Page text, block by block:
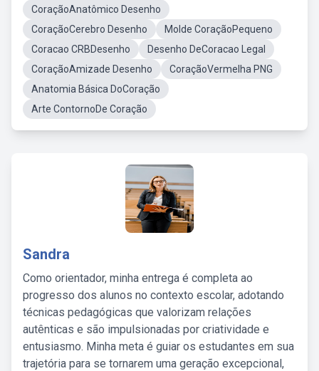
CoraçãoAnatômico Desenho
CoraçãoCerebro Desenho
Molde CoraçãoPequeno
Coracao CRBDesenho
Desenho DeCoracao Legal
CoraçãoAmizade Desenho
CoraçãoVermelha PNG
Anatomia Básica DoCoração
Arte ContornoDe Coração
Sandra
Como orientador, minha entrega é completa ao
progresso dos alunos no contexto escolar, adotando
técnicas pedagógicas que valorizam relações
autênticas e são impulsionadas por criatividade e
entusiasmo. Minha meta é guiar os estudantes em sua
trajetória para se tornarem uma geração excepcional,